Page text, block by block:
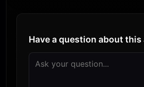
Have a question about